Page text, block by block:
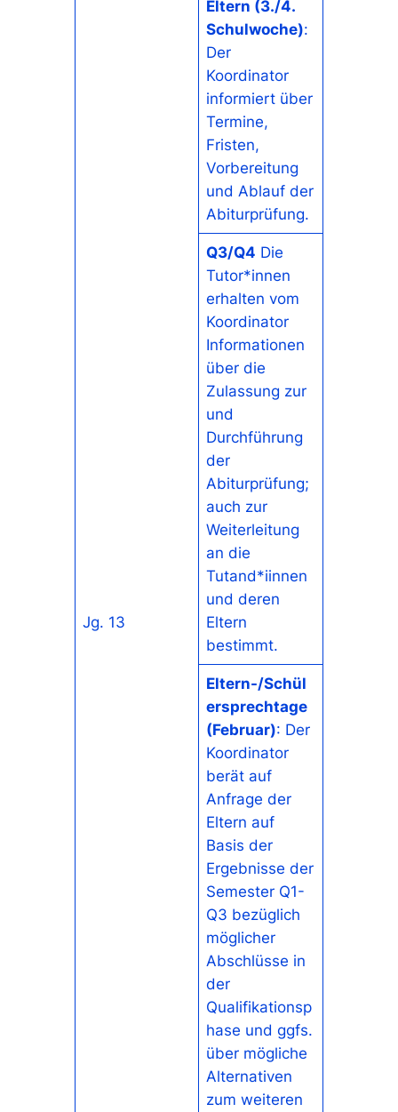
Jg. 13
Eltern (3./4.
Schulwoche):
Der
Koordinator
informiert über
Termine,
Fristen,
Vorbereitung
und Ablauf der
Abiturprüfung.
Q3/Q4 Die
Tutor*innen
erhalten vom
Koordinator
Informationen
über die
Zulassung zur
und
Durchführung
der
Abiturprüfung;
auch zur
Weiterleitung
an die
Tutand*iinnen
und deren
Eltern
bestimmt.
Eltern-/Schül
ersprechtage
(Februar): Der
Koordinator
berät auf
Anfrage der
Eltern auf
Basis der
Ergebnisse der
Semester Q1-
Q3 bezüglich
möglicher
Abschlüsse in
der
Qualifikationsp
hase und ggfs.
über mögliche
Alternativen
zum weiteren